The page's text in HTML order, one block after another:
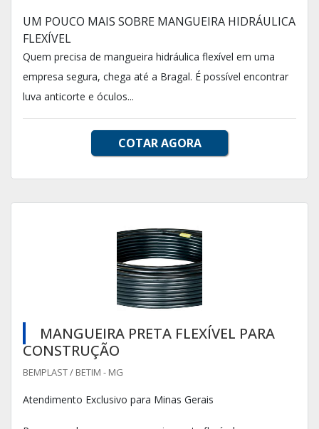
UM POUCO MAIS SOBRE MANGUEIRA HIDRÁULICA
FLEXÍVEL
Quem precisa de mangueira hidráulica flexível em uma
empresa segura, chega até a Bragal. É possível encontrar
luva anticorte e óculos...
COTAR AGORA
MANGUEIRA PRETA FLEXÍVEL PARA
CONSTRUÇÃO
BEMPLAST / BETIM - MG
Atendimento Exclusivo para Minas Gerais